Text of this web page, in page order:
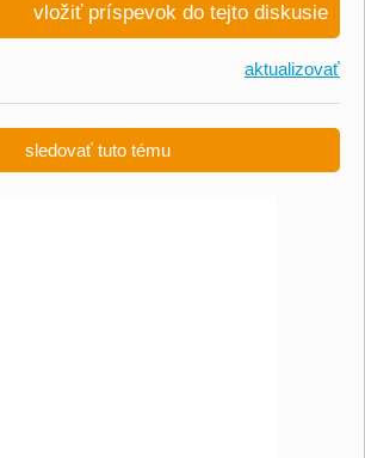
vložiť príspevok do tejto diskusie
aktualizovať
sledovať tuto tému